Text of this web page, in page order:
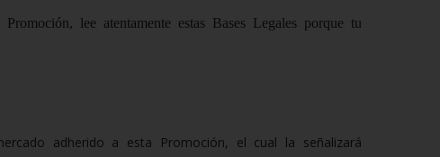
lee atentamente estas Bases Legales porque tu
adherido a esta Promoción, el cual la señalizará